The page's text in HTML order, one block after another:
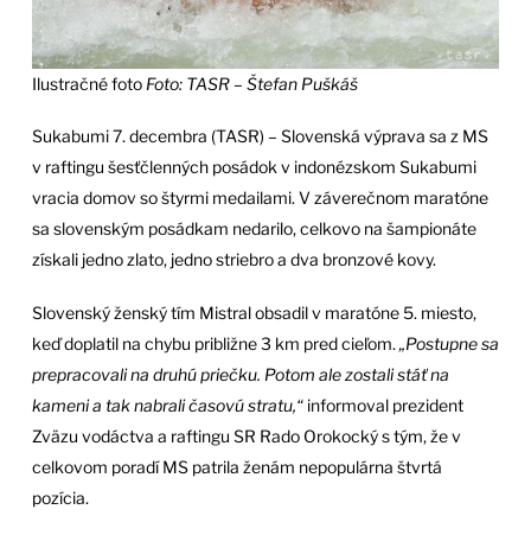
Ilustračné foto Foto: TASR – Štefan Puškáš
Sukabumi 7. decembra (TASR) – Slovenská výprava sa z MS
v raftingu šesťčlenných posádok v indonézskom Sukabumi
vracia domov so štyrmi medailami. V záverečnom maratóne
sa slovenským posádkam nedarilo, celkovo na šampionáte
získali jedno zlato, jedno striebro a dva bronzové kovy.
Slovenský ženský tím Mistral obsadil v maratóne 5. miesto,
keď doplatil na chybu približne 3 km pred cieľom. „Postupne sa
prepracovali na druhú priečku. Potom ale zostali stáť na
kameni a tak nabrali časovú stratu,“informoval prezident
Zväzu vodáctva a raftingu SR Rado Orokocký s tým, že v
celkovom poradí MS patrila ženám nepopulárna štvrtá
pozícia.